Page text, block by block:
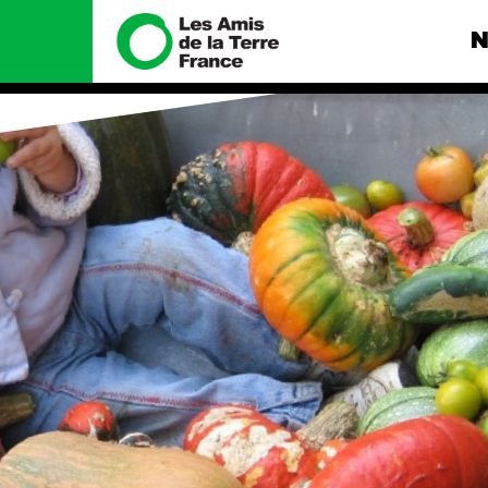
Nous connaître
Histoire
Manifeste
Missions et méthodes
Valeurs
Équipes et
fonctionnement
Le réseau dans le monde
Nos alliés
Je soutiens les Amis de la
Terre
Nos
Total, rendez-
tribunal
Gaz « naturel
enfumage
Mode : une
destructrice
Gaz au
violence
Nos autres